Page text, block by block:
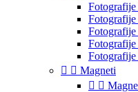
Fotografije
  Magneti
 